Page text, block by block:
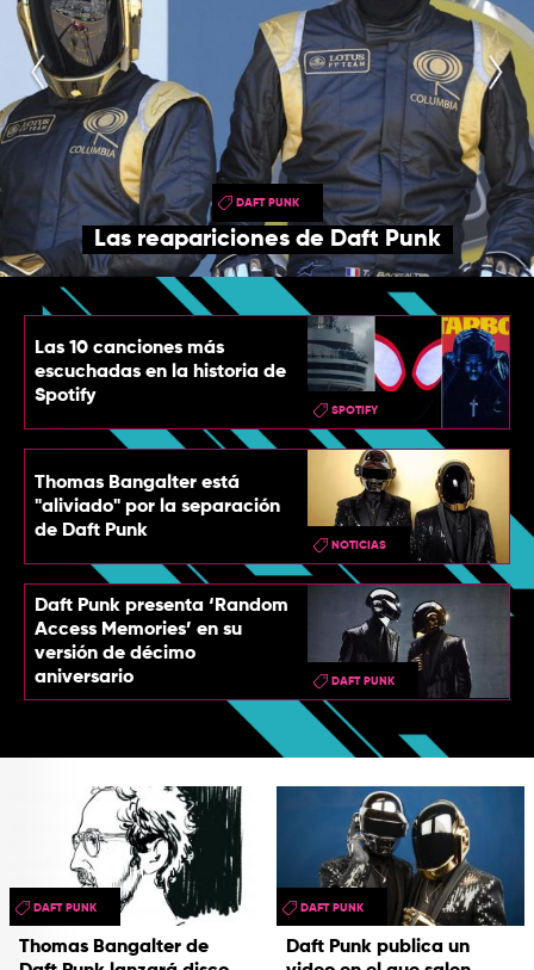
TOP
QUIÉNES SOMOS
CONTACTO
DAFT PUNK
Las reapariciones de Daft Punk
Las 10 canciones más
escuchadas en la historia de
Spotify
SPOTIFY
Thomas Bangalter está
"aliviado" por la separación
de Daft Punk
NOTICIAS
Daft Punk presenta ‘Random
Access Memories’ en su
versión de décimo
aniversario
DAFT PUNK
Thomas Bangalter de
DAFT PUNK
Daft Punk publica un
DAFT PUNK